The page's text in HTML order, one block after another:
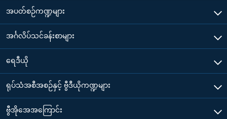
အပတ်စဉ်ကဏ္ဍများ
အင်္ဂလိပ်သင်ခန်းစာများ
ရေဒီယို
ရုပ်သံအစီအစဉ်နှင့် ဗွီဒီယိုကဏ္ဍများ
ဗွီအိုအေအကြောင်း